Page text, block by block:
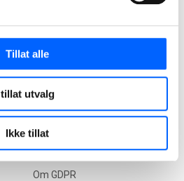
Tillat alle
tillat utvalg
Ikke tillat
Våre prosjekter
Om nettstedet
Om GDPR